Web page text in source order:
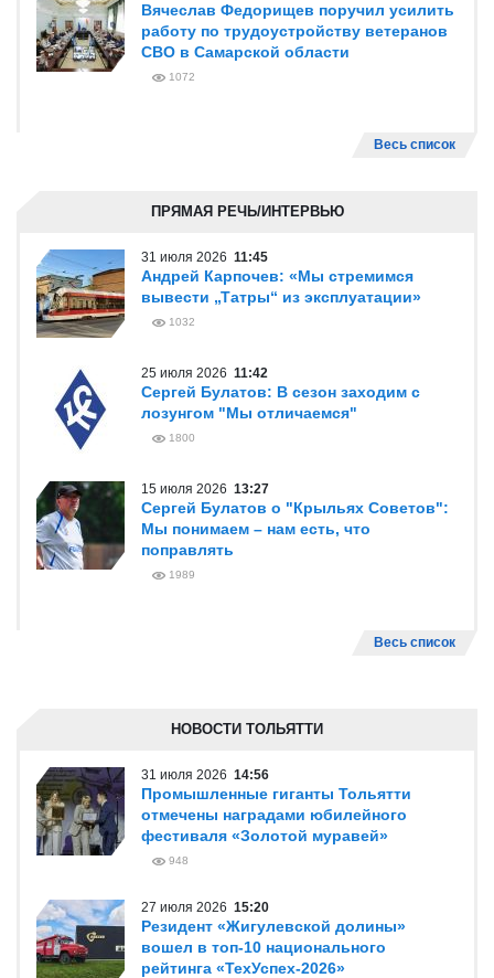
Вячеслав Федорищев поручил усилить
работу по трудоустройству ветеранов
СВО в Самарской области
1072
Весь список
ПРЯМАЯ РЕЧЬ/ИНТЕРВЬЮ
31 июля 2026 11:45
Андрей Карпочев: «Мы стремимся
вывести „Татры“ из эксплуатации»
1032
25 июля 2026 11:42
Сергей Булатов: В сезон заходим с
лозунгом "Мы отличаемся"
1800
15 июля 2026 13:27
Сергей Булатов о "Крыльях Советов":
Мы понимаем – нам есть, что
поправлять
1989
Весь список
НОВОСТИ ТОЛЬЯТТИ
31 июля 2026 14:56
Промышленные гиганты Тольятти
отмечены наградами юбилейного
фестиваля «Золотой муравей»
948
27 июля 2026 15:20
Резидент «Жигулевской долины»
вошел в топ-10 национального
рейтинга «ТехУспех-2026»